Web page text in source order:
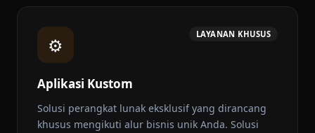
⚙️
Aplikasi Kustom
LAYANAN KHUSUS
Solusi perangkat lunak eksklusif yang dirancang
khusus mengikuti alur bisnis unik Anda. Solusi